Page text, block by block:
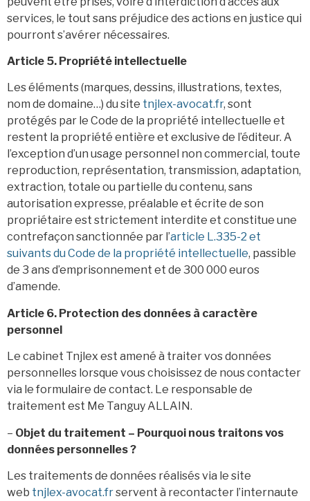
services, le tout sans préjudice des actions en justice qui
pourront s’avérer nécessaires.
Article 5. Propriété intellectuelle
Les éléments (marques, dessins, illustrations, textes,
nom de domaine…) du site tnjlex-avocat.fr, sont
protégés par le Code de la propriété intellectuelle et
restent la propriété entière et exclusive de l’éditeur. A
l’exception d’un usage personnel non commercial, toute
reproduction, représentation, transmission, adaptation,
extraction, totale ou partielle du contenu, sans
autorisation expresse, préalable et écrite de son
propriétaire est strictement interdite et constitue une
contrefaçon sanctionnée par l’article L.335-2 et
suivants du Code de la propriété intellectuelle, passible
de 3 ans d’emprisonnement et de 300 000 euros
d’amende.
Article 6. Protection des données à caractère
personnel
Le cabinet Tnjlex est amené à traiter vos données
personnelles lorsque vous choisissez de nous contacter
via le formulaire de contact. Le responsable de
traitement est Me Tanguy ALLAIN.
– Objet du traitement – Pourquoi nous traitons vos
données personnelles ?
Les traitements de données réalisés via le site
web tnjlex-avocat.frservent à recontacter l’internaute